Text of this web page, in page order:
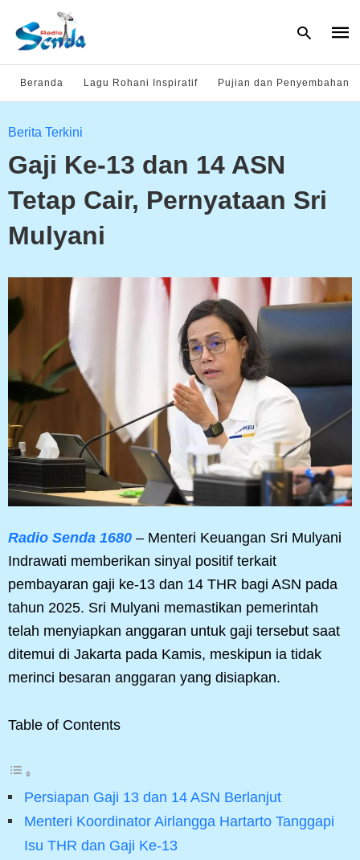
Beranda Lagu Rohani Inspiratif Pujian dan Penyembahan
Berita Terkini
Gaji Ke-13 dan 14 ASN
Tetap Cair, Pernyataan Sri
Mulyani
Radio Senda 1680 – Menteri Keuangan Sri Mulyani
Indrawati memberikan sinyal positif terkait
pembayaran gaji ke-13 dan 14 THR bagi ASN pada
tahun 2025. Sri Mulyani memastikan pemerintah
telah menyiapkan anggaran untuk gaji tersebut saat
ditemui di Jakarta pada Kamis, meskipun ia tidak
merinci besaran anggaran yang disiapkan.
Table of Contents
Persiapan Gaji 13 dan 14 ASN Berlanjut
Menteri Koordinator Airlangga Hartarto Tanggapi
Isu THR dan Gaji Ke-13